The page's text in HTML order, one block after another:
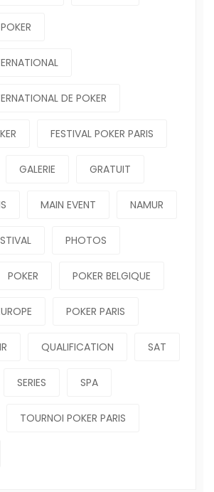
DE POKER
FESTIVAL POKER PARIS
GALERIE GRATUIT
MAIN EVENT NAMUR
PHOTOS
POKER POKER BELGIQUE
POKER PARIS
QUALIFICATION SAT
SERIES SPA
TOURNOI POKER PARIS